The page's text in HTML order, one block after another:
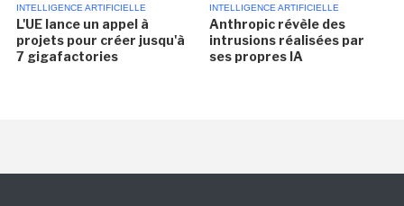
INTELLIGENCE ARTIFICIELLE
L'UE lance un appel à
projets pour créer jusqu'à
7 gigafactories
INTELLIGENCE ARTIFICIELLE
Anthropic révèle des
intrusions réalisées par
ses propres IA